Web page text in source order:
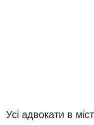
Усі адвокати в